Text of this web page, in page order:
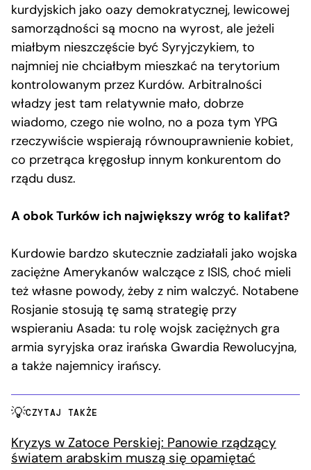
kurdyjskich jako oazy demokratycznej, lewicowej
samorządności są mocno na wyrost, ale jeżeli
miałbym nieszczęście być Syryjczykiem, to
najmniej nie chciałbym mieszkać na terytorium
kontrolowanym przez Kurdów. Arbitralności
władzy jest tam relatywnie mało, dobrze
wiadomo, czego nie wolno, no a poza tym YPG
rzeczywiście wspierają równouprawnienie kobiet,
co przetrąca kręgosłup innym konkurentom do
rządu dusz.
A obok Turków ich największy wróg to kalifat?
Kurdowie bardzo skutecznie zadziałali jako wojska
zaciężne Amerykanów walczące z ISIS, choć mieli
też własne powody, żeby z nim walczyć. Notabene
Rosjanie stosują tę samą strategię przy
wspieraniu Asada: tu rolę wojsk zaciężnych gra
armia syryjska oraz irańska Gwardia Rewolucyjna,
a także najemnicy irańscy.
CZYTAJ TAKŻE
Kryzys w Zatoce Perskiej: Panowie rządzący
światem arabskim muszą się opamiętać